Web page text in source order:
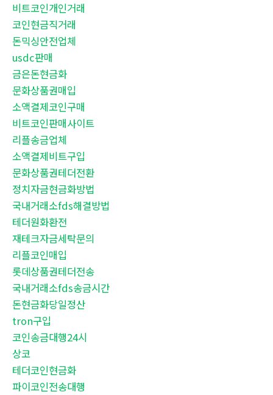
비트코인개인거래
코인현금직거래
돈믹싱안전업체
usdc판매
금은돈현금화
문화상품권매입
소액결제코인구매
비트코인판매사이트
리플송금업체
소액결제비트구입
문화상품권테더전환
정치자금현금화방법
국내거래소fds해결방법
테더원화환전
재테크자금세탁문의
리플코인매입
롯데상품권테더전송
국내거래소fds송금시간
돈현금화당일정산
tron구입
코인송금대행24시
상코
테더코인현금화
파이코인전송대행